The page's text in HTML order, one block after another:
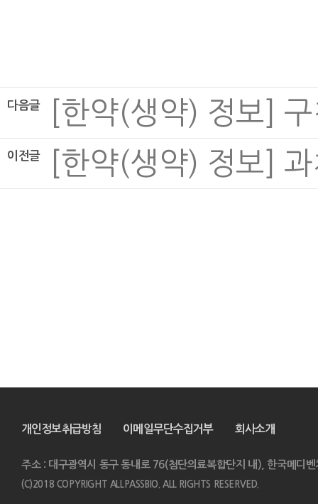
다음글 [한약(생약) 정보]
이전글 [한약(생약) 정보]
개인정보취급방침 이메일무단수집거부 회사소개
주소 : 대구광역시 동구 동내로 76(첨단의료복합단지 내), 한국메디
(C)2018 COPYRIGHT ALLPASSBIO. ALL RIGHTS RESERVED.